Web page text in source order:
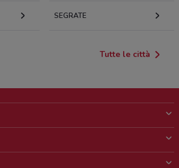
SEGRATE
Tutte le città